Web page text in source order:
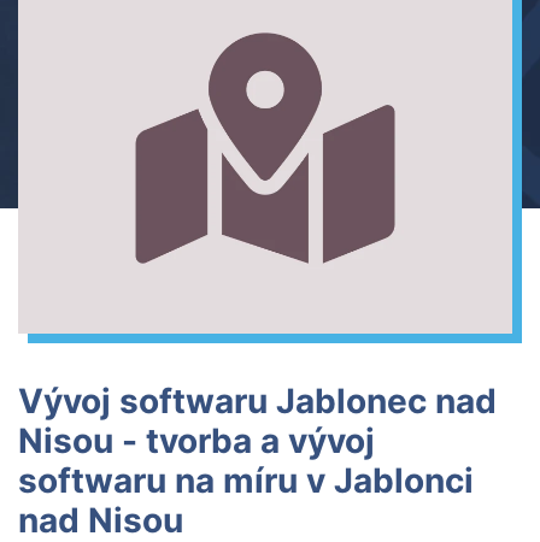
Vývoj softwaru Jablonec nad
Nisou - tvorba a vývoj
softwaru na míru v Jablonci
nad Nisou